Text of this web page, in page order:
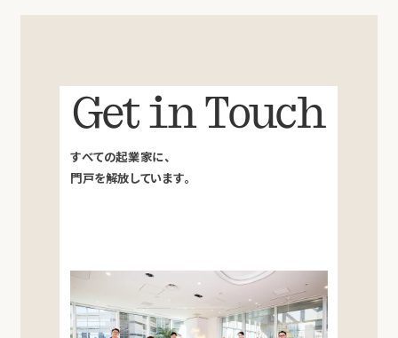
Get in Touch
すべての起業家に、
門戸を解放しています。